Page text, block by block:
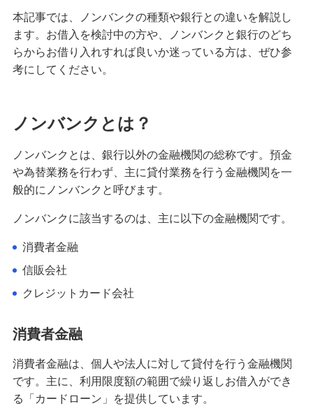
100万円を借りる方法は？必要な年収や利息シミ
ュレーションも紹介
リボ払いとは？仕組みや返済方式、分割払いとの
お金がないときはどうする？対処法と注意点を解
説
借入先、注意点を解説
今すぐお金が必要！すぐに借りられる方法や借り
個人融資にはどんな種類がある？選び方や流れ、
危険な借入方法も解説
ノンバンクとはどんな金融機関？銀行の違いと向
いている人を分かりやすく解説
本記事では、ノンバンクの種類や銀行との違いを解説し
ます。お借入を検討中の方や、ノンバンクと銀行のどち
らからお借り入れすれば良いか迷っている方は、ぜひ参
考にしてください。
ノンバンクとは？
ノンバンクとは、銀行以外の金融機関の総称です。預金
や為替業務を行わず、主に貸付業務を行う金融機関を一
般的にノンバンクと呼びます。
ノンバンクに該当するのは、主に以下の金融機関です。
消費者金融
信販会社
クレジットカード会社
消費者金融
消費者金融は、個人や法人に対して貸付を行う金融機関
です。主に、利用限度額の範囲で繰り返しお借入ができ
る「カードローン」を提供しています。